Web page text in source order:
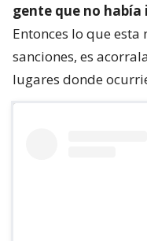
gente que no había
Entonces lo que
sanciones, es
lugares donde